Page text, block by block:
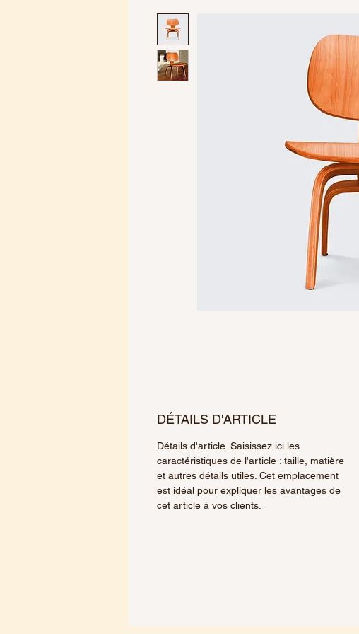
DÉTAILS D'ARTICLE
Détails d'article. Saisissez ici les
caractéristiques de l'article : taille, matière
et autres détails utiles. Cet emplacement
est idéal pour expliquer les avantages de
cet article à vos clients.